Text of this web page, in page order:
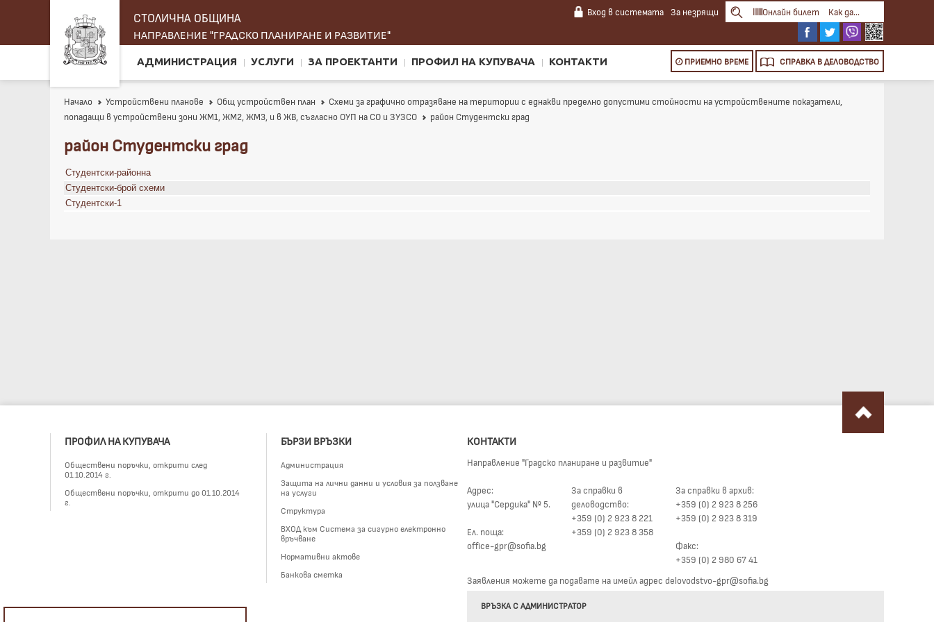
СТОЛИЧНА ОБЩИНА
НАПРАВЛЕНИЕ "ГРАДСКО ПЛАНИРАНЕ И РАЗВИТИЕ"
Вход в системата За незрящи Онлайн билет Как да...
АДМИНИСТРАЦИЯ УСЛУГИ ЗА ПРОЕКТАНТИ ПРОФИЛ НА КУПУВАЧА КОНТАКТИ ПРИЕМНО ВРЕМЕ СПРАВКА В ДЕЛОВОДСТВО
Начало Устройствени планове Общ устройствен план
Схеми за графично отразяване на територии с еднакви пределно допустими стойности на устройствените показатели,
попадащи в устройствени зони ЖМ1, ЖМ2, ЖМ3, и в ЖВ, съгласно ОУП на СО и ЗУЗСО
район Студентски град
район Студентски град
Студентски-районна
Студентски-брой схеми
Студентски-1
ПРОФИЛ НА КУПУВАЧА
Обществени поръчки, открити след
01.10.2014 г.
Обществени поръчки, открити до 01.10.2014
г.
БЪРЗИ ВРЪЗКИ
Администрация
Защита на лични данни и условия за ползване
на услуги
Структура
ВХОД към Система за сигурно електронно
връчване
Нормативни актове
Банкова сметка
КОНТАКТИ
Направление "Градско планиране и развитие"
Адрес:
улица "Сердика" № 5.
Ел. поща:
office-gpr@sofia.bg
За справки в
деловодство:
+359 (0) 2 923 8 221
+359 (0) 2 923 8 358
За справки в архив:
+359 (0) 2 923 8 256
+359 (0) 2 923 8 319
Факс:
+359 (0) 2 980 67 41
Заявления можете да подавате на имейл адрес delovodstvo-gpr@sofia.bg
ВРЪЗКА С АДМИНИСТРАТОР